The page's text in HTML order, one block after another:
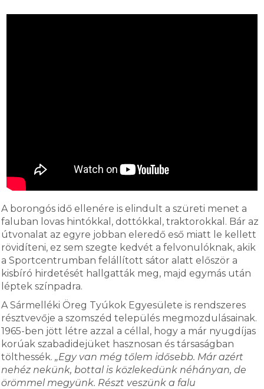
A borongós idő ellenére is elindult a szüreti menet a
faluban lovas hintókkal, dottókkal, traktorokkal. Bár az
útvonalat az egyre jobban eleredő eső miatt le kellett
rövidíteni, ez sem szegte kedvét a felvonulóknak, akik
a Sportcentrumban felállított sátor alatt először a
kisbíró hirdetését hallgatták meg, majd egymás után
léptek színpadra.
A Sármelléki Öreg Tyúkok Egyesülete is rendszeres
résztvevője a szomszéd település megmozdulásainak.
1965-ben jött létre azzal a céllal, hogy a már nyugdíjas
korúak szabadidejüket hasznosan és társaságban
tölthessék.„Egy van még tőlem idősebb. Már azért
nehéz nekünk, bottal is közlekedünk néhányan, de
örömmel megyünk. Részt veszünk a falu